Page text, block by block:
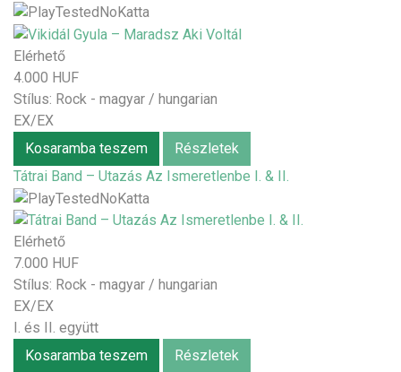
Elérhető
4.000 HUF
Stílus: Rock - magyar / hungarian
EX/EX
Kosaramba teszem
Részletek
Tátrai Band – Utazás Az Ismeretlenbe I. & II.
Elérhető
7.000 HUF
Stílus: Rock - magyar / hungarian
EX/EX
I. és II. együtt
Kosaramba teszem
Részletek